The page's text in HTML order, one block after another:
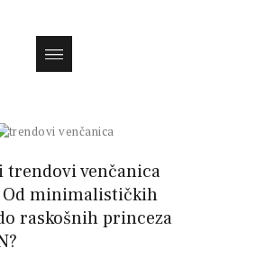
trendovi venčanica
Od minimalističkih
raskošnih princeza